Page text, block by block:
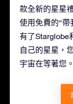
款全新的星星
使用免費的“帶
有了Starglobe
自己的星星，
宇宙在等著您。